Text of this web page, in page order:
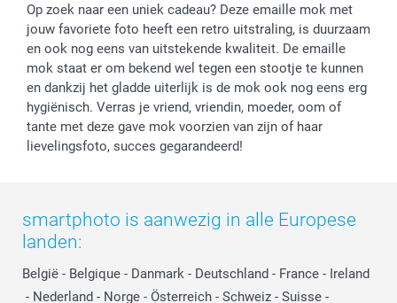
Cookiebeleid
Reviews
Prijslijst
Investor Relations
smartfriends
service@smartphoto.nl
Affiliate partnerprogramma
Partnerships
Influencer partnerprogramma
Vaderdag
Huwelijk
Op zoek naar een uniek cadeau? Deze emaille mok met
jouw favoriete foto heeft een retro uitstraling, is duurzaam
en ook nog eens van uitstekende kwaliteit. De emaille
mok staat er om bekend wel tegen een stootje te kunnen
en dankzij het gladde uiterlijk is de mok ook nog eens erg
hygiënisch. Verras je vriend, vriendin, moeder, oom of
tante met deze gave mok voorzien van zijn of haar
lievelingsfoto, succes gegarandeerd!
smartphoto is aanwezig in alle Europese
landen:
België - Belgique - Danmark - Deutschland - France - Ireland
- Nederland - Norge - Österreich - Schweiz - Suisse -